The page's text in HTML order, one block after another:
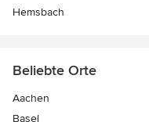
Hemsbach
Beliebte Orte
Aachen
Basel